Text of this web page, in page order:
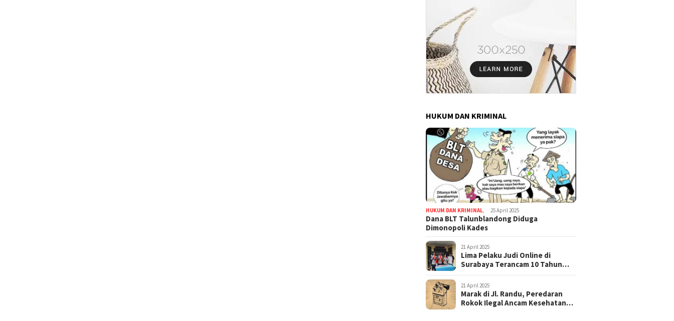
HUKUM DAN KRIMINAL
HUKUM DAN KRIMINAL 25 April 2025
Dana BLT Talunblandong Diduga
Dimonopoli Kades
21 April 2025
Lima Pelaku Judi Online di
Surabaya Terancam 10 Tahun
21 April 2025
Marak di Jl. Randu, Peredaran
Rokok Ilegal Ancam Kesehatan